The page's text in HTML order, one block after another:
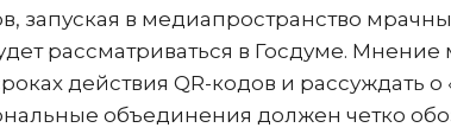
запуская в медиапространство
рассматриваться в Госдуме. Мнение
действия QR-кодов и рассуждать
объединения должен четко